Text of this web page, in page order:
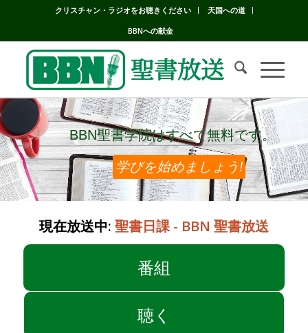
クリスチャン・ラジオをお聴きください
天国への道
BBNへの献金
BBN聖書学院はすべて無料です。
BBN聖書学院はすべて無料です。
学びを始めましょう!
現在放送中: 聖書日課 - BBN 聖書放送
番組
聴く